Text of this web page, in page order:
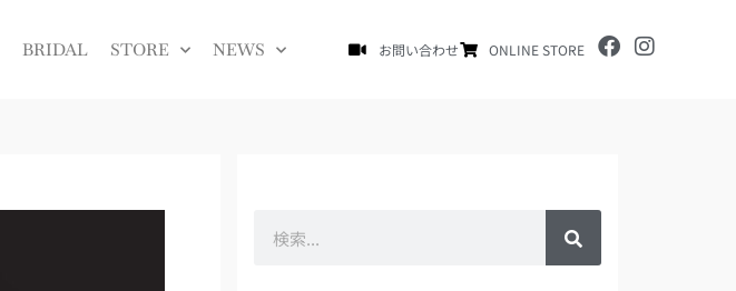
BRIDAL STORE NEWS お問い合わせ ONLINE STORE F
a
I
n